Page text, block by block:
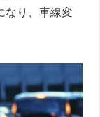
なり、車線変